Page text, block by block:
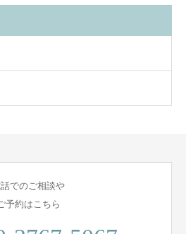
でのご相談や
予約はこちら